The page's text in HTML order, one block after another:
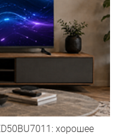
хорошее